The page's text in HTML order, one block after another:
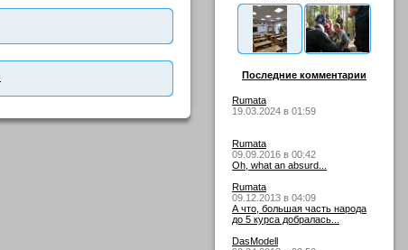
Последние комментарии
Rumata
19.03.2024 в 01:59
Rumata
09.09.2016 в 00:42
Oh, what an absurd...
Rumata
09.12.2013 в 04:09
А что, большая часть народа
до 5 курса добралась...
DasModell